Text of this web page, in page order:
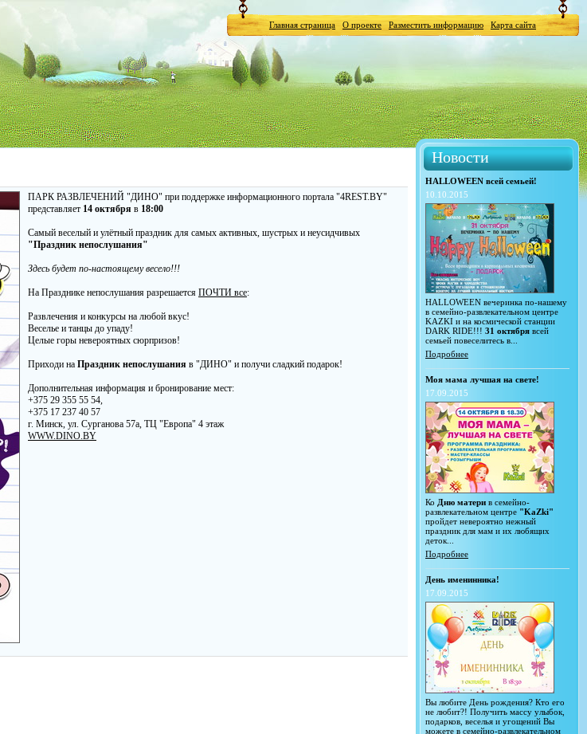
Главная страница О проекте Разместить информацию Карта сайта
ПАРК РАЗВЛЕЧЕНИЙ "ДИНО" при поддержке информационного портала "4REST.BY"
представляет 14 октября в 18:00
Самый веселый и улётный праздник для самых активных, шустрых и неусидчивых
"Праздник непослушания"
Здесь будет по-настоящему весело!!!
На Празднике непослушания разрешается ПОЧТИ все:
Развлечения и конкурсы на любой вкус!
Веселье и танцы до упаду!
Целые горы невероятных сюрпризов!
Приходи на Праздник непослушания в "ДИНО" и получи сладкий подарок!
Дополнительная информация и бронирование мест:
+375 29 355 55 54,
+375 17 237 40 57
г. Минск, ул. Сурганова 57а, ТЦ "Европа" 4 этаж
WWW.DINO.BY
Новости
HALLOWEEN всей семьей!
10.10.2015
HALLOWEEN вечеринка по-нашему
в семейно-развлекательном центре
KAZKI и на космической станции
DARK RIDE!!! 31 октября всей
семьей повеселитесь в...
Подробнее
Моя мама лучшая на свете!
17.09.2015
Ко Дню матери в семейно-
развлекательном центре "KaZki"
пройдет невероятно нежный
праздник для мам и их любящих
деток...
Подробнее
День именинника!
17.09.2015
Вы любите День рождения? Кто его
не любит?! Получить массу улыбок,
подарков, веселья и угощений Вы
можете в семейно-развлекательном